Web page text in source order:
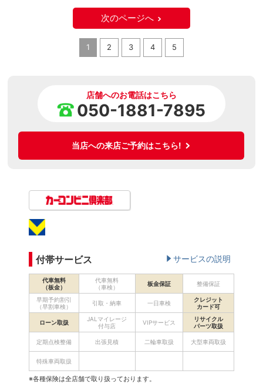
次のページへ
1 2 3 4 5
店舗へのお電話はこちら
050-1881-7895
当店への来店ご予約はこちら!
付帯サービス サービスの説明
代車無料
（板金）
代車無料
（車検）
板金保証 整備保証
早期予約割引
（早割車検）
引取・納車 一日車検
クレジット
カード可
ローン取扱
JALマイレージ
付与店
VIPサービス
リサイクル
パーツ取扱
定期点検整備 出張見積 二輪車取扱 大型車両取扱
特殊車両取扱
※各種保険は全店舗で取り扱っております。